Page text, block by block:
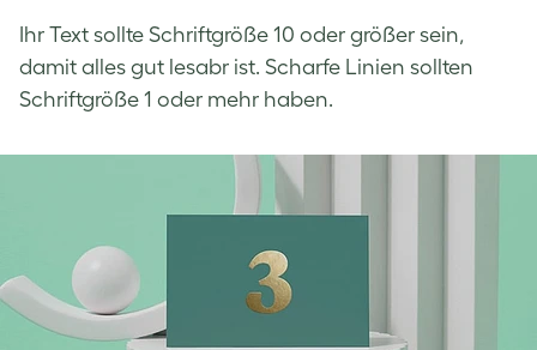
Ihr Text sollte Schriftgröße 10 oder größer sein,
damit alles gut lesabr ist. Scharfe Linien sollten
Schriftgröße 1 oder mehr haben.